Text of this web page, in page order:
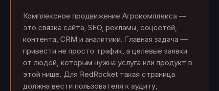
Комплексное продвижение Агрокомплекса —
это связка сайта, SEO, рекламы, соцсетей,
контента, CRM и аналитики. Главная задача —
привести не просто трафик, а целевые заявки
от людей, которым нужна услуга или продукт в
этой нише. Для RedRocket такая страница
должна вести пользователя к аудиту,